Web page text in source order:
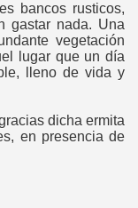
bancos rusticos,
gastar nada. Una
vegetación
lugar que un día
lleno de vida y
dicha ermita
en presencia de